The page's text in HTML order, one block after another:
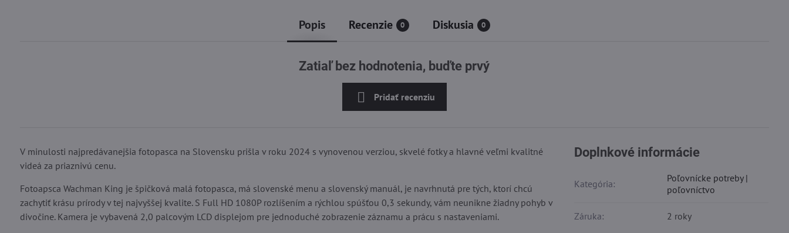
Popis Recenzie 0 Diskusia 0
Zatiaľ bez hodnotenia, buďte prvý
Pridať recenziu
V minulosti najpredávanejšia fotopasca na Slovensku prišla v roku 2024 s vynovenou verziou, skvelé fotky a hlavné veľmi kvalitné
videá za priaznivú cenu.
Fotoapsca Wachman King je špičková malá fotopasca, má slovenské menu a slovenský manuál, je navrhnutá pre tých, ktorí chcú
zachytiť krásu prírody v tej najvyššej kvalite. S Full HD 1080P rozlíšením a rýchlou spúšťou 0,3 sekundy, vám neunikne žiadny pohyb v
divočine. Kamera je vybavená 2,0 palcovým LCD displejom pre jednoduché zobrazenie záznamu a prácu s nastaveniami.
Doplnkové informácie
Kategória:
Poľovnícke potreby |
poľovníctvo
Záruka: 2 roky